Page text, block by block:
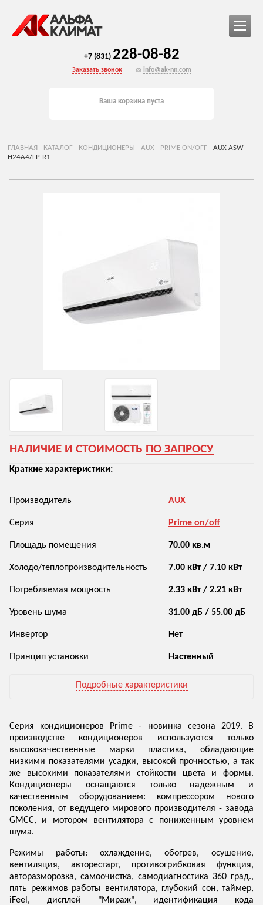
Ваша корзина пуста
+7 (831) 228-08-82
Заказать звонок info@ak-nn.com
ГЛАВНАЯ - КАТАЛОГ - КОНДИЦИОНЕРЫ - AUX- PRIME ON/OFF- AUX ASW-
H24A4/FP-R1
НАЛИЧИЕ И СТОИМОСТЬ ПО ЗАПРОСУ
Краткие характеристики:
Производитель AUX
Серия Prime on/off
Площадь помещения 70.00 кв.м
Холодо/теплопроизводительность 7.00 кВт / 7.10 кВт
Потребляемая мощность 2.33 кВт / 2.21 кВт
Уровень шума 31.00 дБ / 55.00 дБ
Инвертор Нет
Принцип установки Настенный
Подробные характеристики
Серия кондиционеров Prime - новинка сезона 2019. В
производстве кондиционеров используются только
высококачественные марки пластика, обладающие
низкими показателями усадки, высокой прочностью, а так
же высокими показателями стойкости цвета и формы.
Кондиционеры оснащаются только надежным и
качественным оборудованием: компрессором нового
поколения, от ведущего мирового производителя - завода
GMCC, и мотором вентилятора с пониженным уровнем
шума.
Режимы работы: охлаждение, обогрев, осушение,
вентиляция, авторестарт, противогрибковая функция,
авторазморозка, самоочистка, самодиагностика 360 град.,
пять режимов работы вентилятора, глубокий сон, таймер,
iFeel, дисплей "Мираж", идентификация кода